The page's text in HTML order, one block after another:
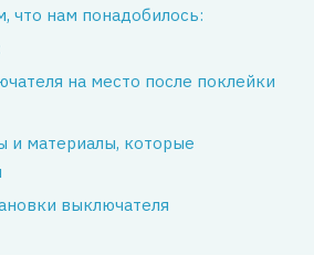
что нам понадобилось:
на место после поклейки
и материалы, которые
выключателя